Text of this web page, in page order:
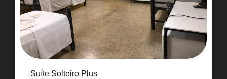
Suíte Solteiro Plus